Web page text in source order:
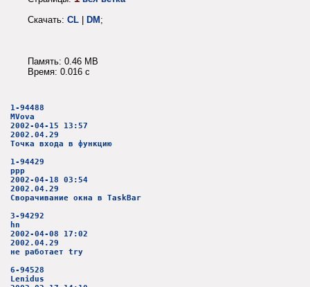
Скачать: CL | DM;
Память: 0.46 MB
Время: 0.016 c
1-94488
MVova
2002-04-15 13:57
2002.04.29
Точка входа в функцию
1-94429
ppp
2002-04-18 03:54
2002.04.29
Сворачивание окна в TaskBar
3-94292
hn
2002-04-08 17:02
2002.04.29
не работает try
6-94528
Lenidus